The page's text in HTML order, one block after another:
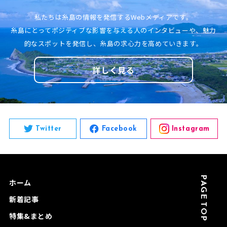
私たちは糸島の情報を発信するWebメディアです。
糸島にとってポジティブな影響を与える人のインタビューや、魅力
的なスポットを発信し、糸島の求心力を高めていきます。
詳しく見る
Twitter Facebook Instagram
ホーム
新着記事
特集&まとめ
PAGE TOP